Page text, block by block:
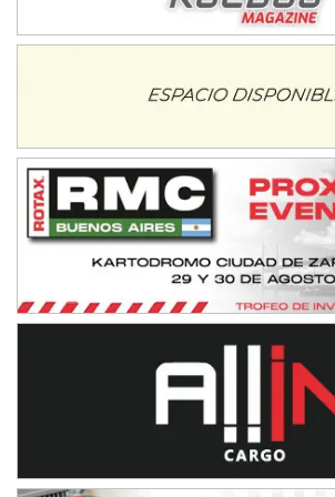
NORESTE SANTAFESINO - F6
Rufino (Santa Fe)
TUCUMANO - F5
Juan Navarro (Asfalto)
El Timbó (Tucumán)